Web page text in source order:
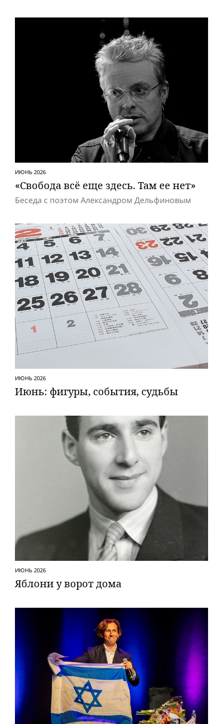
ИЮНЬ 2026
«Свобода всё еще здесь. Там ее нет»
Беседа с поэтом Александром Дельфиновым
ИЮНЬ 2026
Июнь: фигуры, события, судьбы
ИЮНЬ 2026
Яблони у ворот дома